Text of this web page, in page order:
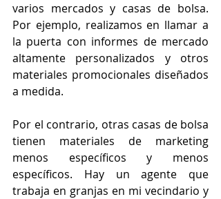
varios mercados y casas de bolsa.
Por ejemplo, realizamos en llamar a
la puerta con informes de mercado
altamente personalizados y otros
materiales promocionales diseñados
a medida.
Por el contrario, otras casas de bolsa
tienen materiales de marketing
menos específicos y menos
específicos. Hay un agente que
trabaja en granjas en mi vecindario y